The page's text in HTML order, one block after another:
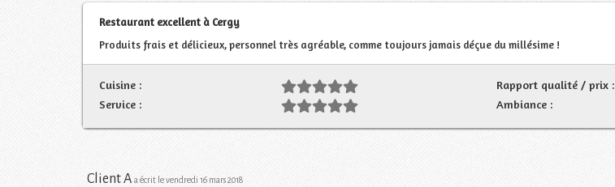
Restaurant excellent à Cergy
Produits frais et délicieux, personnel très agréable, comme toujours jamais déçue du millésime !
Cuisine :
Rapport qualité / prix :
Service :
Ambiance :
Client A a écrit le vendredi 16 mars 2018